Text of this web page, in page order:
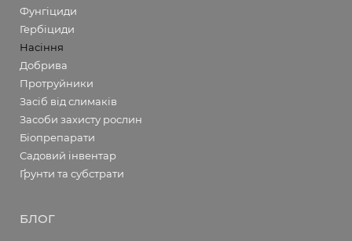
Фунгіциди
Гербіциди
Насіння
Добрива
Протруйники
Засіб від слимаків
Засоби захисту рослин
Біопрепарати
Садовий інвентар
Ґрунти та субстрати
БЛОГ